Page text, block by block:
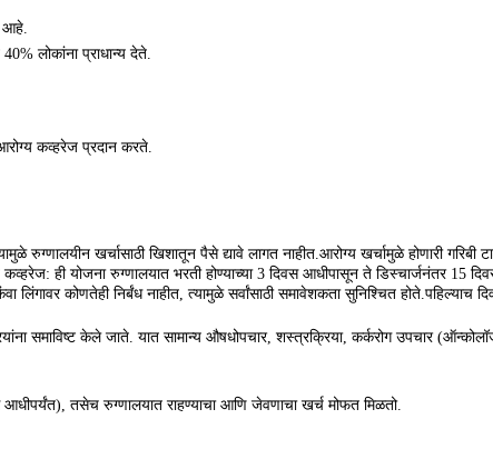
आहे.
लोकांना प्राधान्य देते.
कव्हरेज प्रदान करते.
रुग्णालयीन खर्चासाठी खिशातून पैसे द्यावे लागत नाहीत.आरोग्य खर्चामुळे होणारी
ही योजना रुग्णालयात भरती होण्याच्या 3 दिवस आधीपासून ते डिस्चार्जनंतर 15
कोणतेही निर्बंध नाहीत, त्यामुळे सर्वांसाठी समावेशकता सुनिश्चित होते.पहिल्याच
समाविष्ट केले जाते. यात सामान्य औषधोपचार, शस्त्रक्रिया, कर्करोग उपचार
आधीपर्यंत), तसेच रुग्णालयात राहण्याचा आणि जेवणाचा खर्च मोफत मिळतो.